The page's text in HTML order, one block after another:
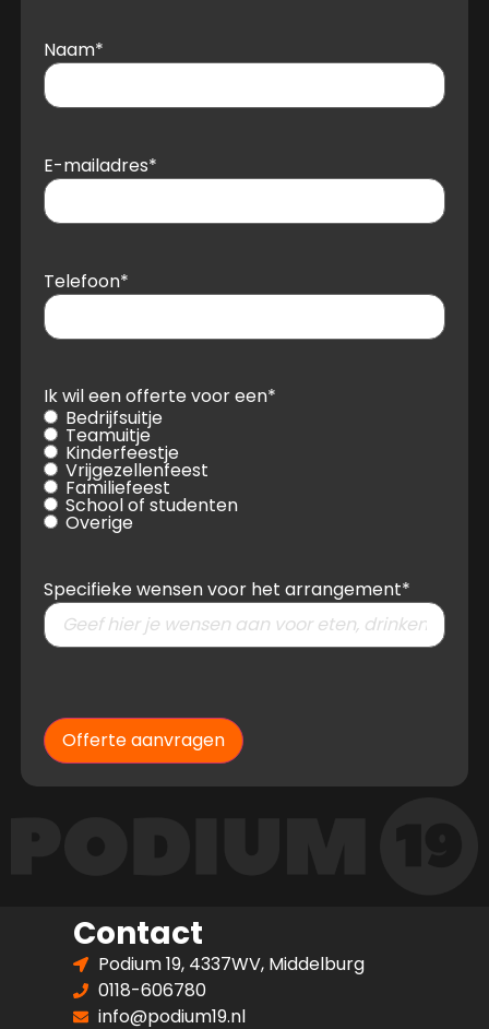
Naam*
E-mailadres*
Telefoon*
Ik wil een offerte voor een*
Bedrijfsuitje
Teamuitje
Kinderfeestje
Vrijgezellenfeest
Familiefeest
School of studenten
Overige
Specifieke wensen voor het arrangement*
Offerte aanvragen
Contact
Podium 19, 4337WV, Middelburg
0118-606780
info@podium19.nl